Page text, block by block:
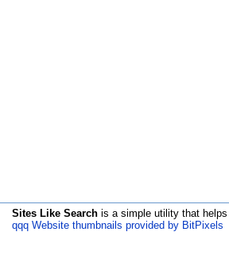
Sites Like Search is a simple utility that
qqq Website thumbnails provided by BitPixels